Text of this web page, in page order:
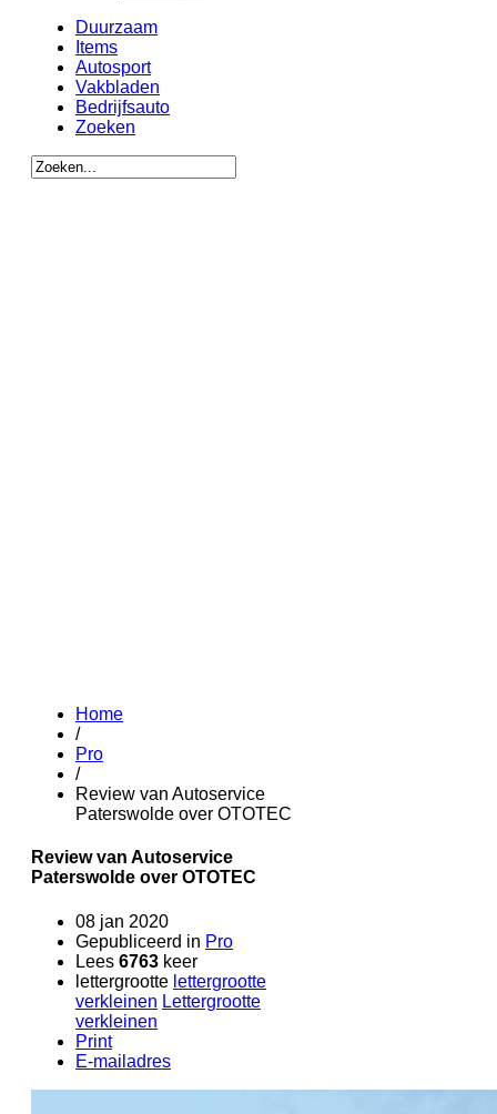
Duurzaam
Items
Autosport
Vakbladen
Bedrijfsauto
Zoeken
Home
/
Pro
/
Review van Autoservice
Paterswolde over OTOTEC
Review van Autoservice
Paterswolde over OTOTEC
08 jan 2020
Gepubliceerd in Pro
Lees 6763 keer
lettergrootte lettergrootte
verkleinen Lettergrootte
verkleinen
Print
E-mailadres